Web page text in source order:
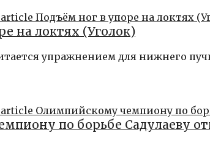
на локтях (Уголок)
упражнением для нижнего
по борьбе Садулаеву